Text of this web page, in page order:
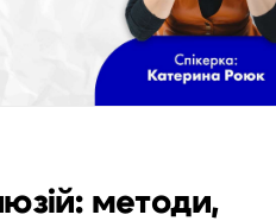
методи,